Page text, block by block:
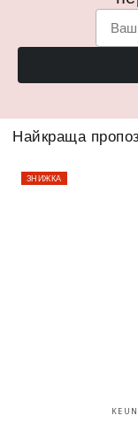
Найкраща
ЗНИЖКА